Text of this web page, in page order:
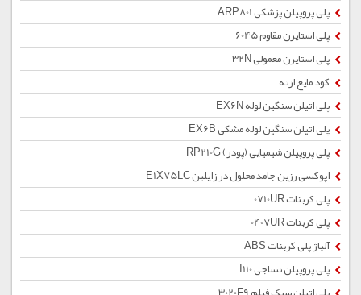
پلی پروپیلن پزشکی ARP801
پلی استایرن مقاوم 6045
پلی استایرن معمولی 32N
کود مایع ازته
پلی اتیلن سنگین لوله EX6N
پلی اتیلن سنگین لوله مشکی EX6B
پلی پروپیلن شیمیایی (پودر) RP210G
اپوکسی رزین جامد محلول در زایلین E1X75LC
پلی کربنات 0710UR
پلی کربنات 0407UR
آلیاژ پلی کربنات ABS
پلی پروپیلن نساجی I110